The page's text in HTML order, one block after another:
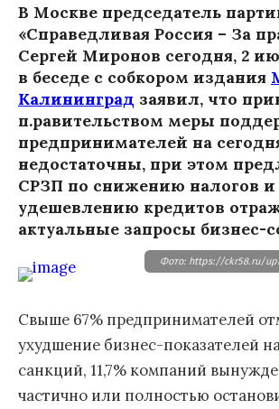
В Москве председатель
«Справедливая Россия – За
Сергей Миронов сегодня, 2
в беседе с собкором издания
Калининград заявил, что
п.равительством меры
предпринимателей на
недостаточны, при этом
СРЗП по снижению налогов и
удешевлению кредитов
актуальные запросы бизнес-
Фото: https://ckr58.ru/
Свыше 67% предпринимателей
ухудшение бизнес-показателей
санкций, 11,7% компаний
частично или полностью